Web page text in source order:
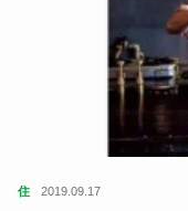
住 2019.09.17